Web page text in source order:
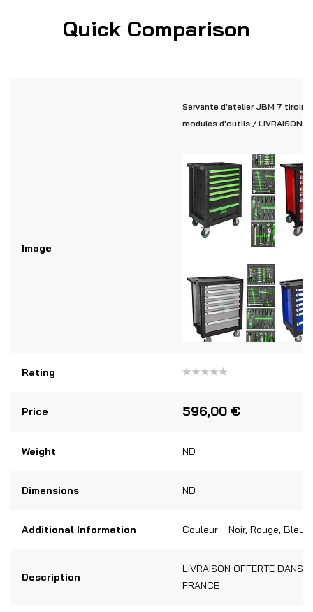
Quick Comparison
Servante d'atelier JBM 7 tiroirs
modules d'outils / LIVRAISON
Image
Rating
5
Price 596,00 €
Weight ND
Dimensions ND
Additional Information Couleur Noir, Rouge, Bleu,
Description
LIVRAISON OFFERTE DANS
FRANCE